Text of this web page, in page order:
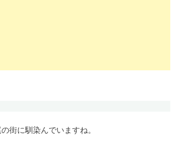
街に馴染んでいますね。